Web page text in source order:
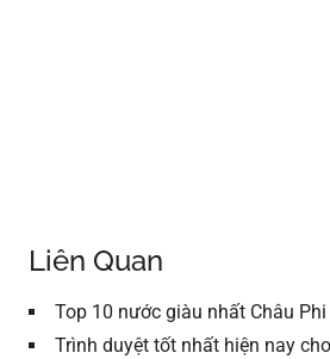
Liên Quan
Top 10 nước giàu nhất Châu Phi
Trình duyệt tốt nhất hiện nay